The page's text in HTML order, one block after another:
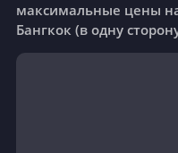
максимальные цены
Бангкок (в одну